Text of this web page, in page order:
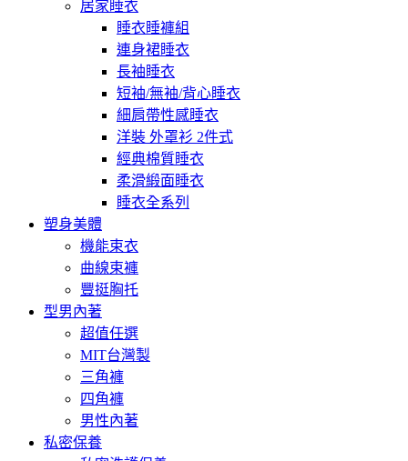
居家睡衣
睡衣睡褲組
連身裙睡衣
長袖睡衣
短袖/無袖/背心睡衣
細肩帶性感睡衣
洋裝 外罩衫 2件式
經典棉質睡衣
柔滑緞面睡衣
睡衣全系列
塑身美體
機能束衣
曲線束褲
豐挺胸托
型男內著
超值任選
MIT台灣製
三角褲
四角褲
男性內著
私密保養